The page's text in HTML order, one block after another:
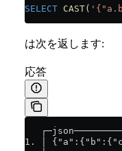
SELECT CAST(
は次を返します:
応答
1. │